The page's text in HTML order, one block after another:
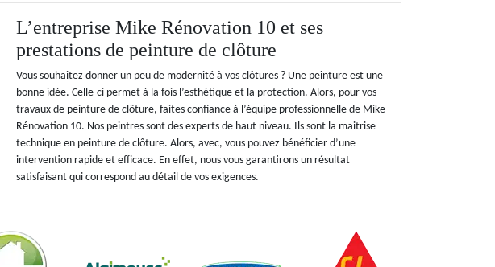
L’entreprise Mike Rénovation 10 et ses
prestations de peinture de clôture
Vous souhaitez donner un peu de modernité à vos clôtures ? Une peinture est une
bonne idée. Celle-ci permet à la fois l’esthétique et la protection. Alors, pour vos
travaux de peinture de clôture, faites confiance à l’équipe professionnelle de Mike
Rénovation 10. Nos peintres sont des experts de haut niveau. Ils sont la maitrise
technique en peinture de clôture. Alors, avec, vous pouvez bénéficier d’une
intervention rapide et efficace. En effet, nous vous garantirons un résultat
satisfaisant qui correspond au détail de vos exigences.